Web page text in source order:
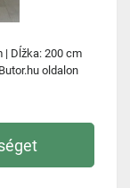
| Dĺžka: 200 cm
oldalon